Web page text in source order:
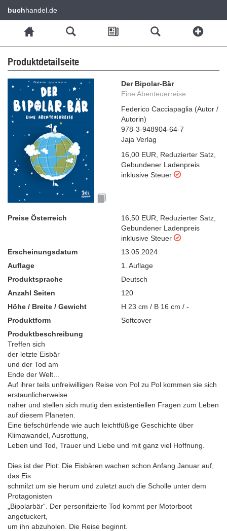
buchhandel.de
Produktdetailseite
Der Bipolar-Bär
Eine Abenteuerreise
Federico Cacciapaglia (Autor /
Autorin)
978-3-948904-64-7
Jaja Verlag
16,00 EUR
Reduzierter Satz
Gebundener Ladenpreis
inklusive Steuer
Preise Österreich 16,50 EUR Reduzierter Satz
Gebundener Ladenpreis
inklusive Steuer
Erscheinungsdatum
13.05.2024
Auflage
1. Auflage
Produktsprache
Deutsch
Anzahl Seiten
120
Höhe / Breite / Gewicht
H 23 cm / B 16 cm / -
Produktform
Softcover
Produktbeschreibung
Treffen sich
der letzte Eisbär
und der Tod am
Ende der Welt...
Auf ihrer teils unfreiwilligen Reise von Pol zu Pol kommen sie sich
erstaunlicherweise
näher und stellen sich mutig den existentiellen Fragen zum Leben
auf diesem Planeten.
Eine tiefschürfende wie auch leichtfüßige Geschichte über
Klimawandel, Ausrottung,
Leben und Tod, Trauer und Liebe und mit ganz viel Hoffnung.
Dies ist der Plot: Die Eisbären wachen schon Anfang Januar auf,
das Eis
schmilzt um sie herum und zuletzt auch die Scholle unter dem
Protagonisten
„Bipolarbär“. Der personifzierte Tod kommt per Motorboot
angetuckert,
um ihn abzuholen. Die Reise beginnt.